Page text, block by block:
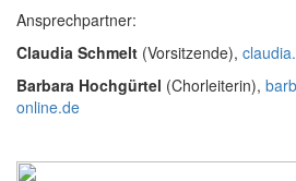
Ansprechpartner:
Claudia Schmelt (Vorsitzende),
Barbara Hochgürtel (Chorleiterin),
online.de